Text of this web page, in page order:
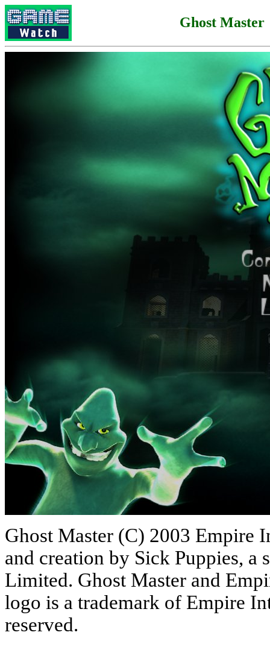
Ghost Master
Ghost Master (C) 2003 Empire
and creation by Sick Puppies,
Limited. Ghost Master and
logo is a trademark of Empire
reserved.